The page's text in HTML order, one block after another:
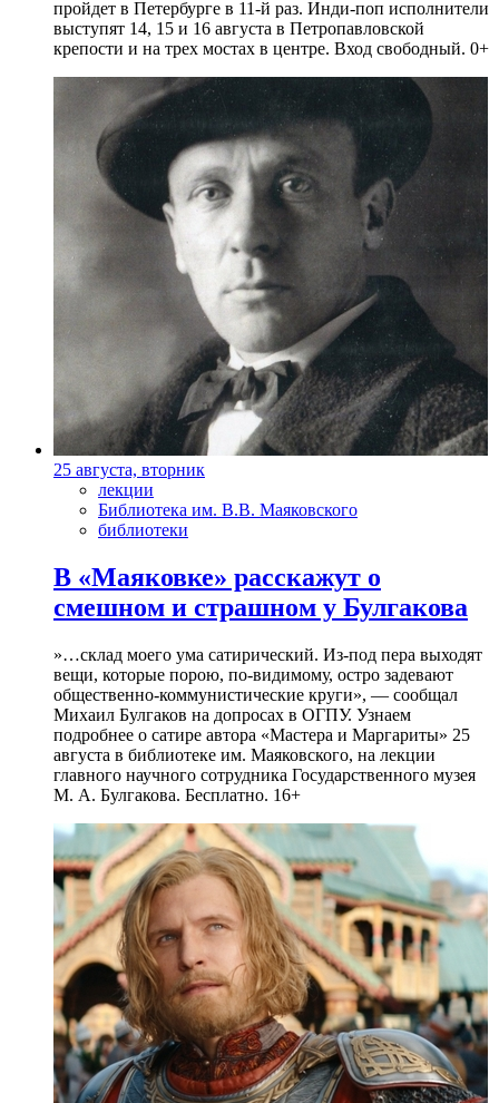
пройдет в Петербурге в 11-й раз. Инди-поп исполнители
выступят 14, 15 и 16 августа в Петропавловской
крепости и на трех мостах в центре. Вход свободный. 0+
25 августа, вторник
лекции
Библиотека им. В.В. Маяковского
библиотеки
В «Маяковке» расскажут о
смешном и страшном у Булгакова
»…склад моего ума сатирический. Из-под пера выходят
вещи, которые порою, по-видимому, остро задевают
общественно-коммунистические круги», — сообщал
Михаил Булгаков на допросах в ОГПУ. Узнаем
подробнее о сатире автора «Мастера и Маргариты» 25
августа в библиотеке им. Маяковского, на лекции
главного научного сотрудника Государственного музея
М. А. Булгакова. Бесплатно. 16+